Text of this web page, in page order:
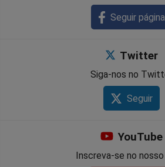
Seguir página
Twitter
Siga-nos no
Seguir
YouTube
Inscreva-se no nosso